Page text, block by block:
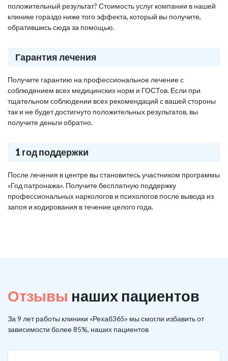
положительный результат? Стоимость услуг компании в нашей
клинике гораздо ниже того эффекта, который вы получите,
обратившись сюда за помощью.
Гарантия лечения
Получите гарантию на профессиональное лечение с
соблюдением всех медицинских норм и ГОСТов. Если при
тщательном соблюдении всех рекомендаций с вашей стороны
так и не будет достигнуто положительных результатов, вы
получите деньги обратно.
1 год поддержки
После лечения в центре вы становитесь участником программы
«Год патронажа». Получите бесплатную поддержку
профессиональных наркологов и психологов после вывода из
запоя и кодирования в течение целого года.
Отзывы наших пациентов
За 9 лет работы клиники «Рехаб365» мы смогли избавить от
зависимости более 85%, наших пациентов